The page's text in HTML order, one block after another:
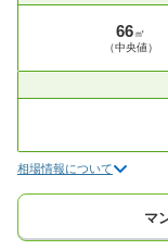
66㎡
（中央値）
相場情報について
マ